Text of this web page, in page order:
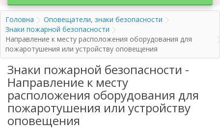
Головна
Оповещатели, знаки безопасности
Знаки пожарной безопасности
Направление к месту расположения оборудования для
пожаротушения или устройству оповещения
Знаки пожарной безопасности -
Направление к месту
расположения оборудования для
пожаротушения или устройству
оповещения